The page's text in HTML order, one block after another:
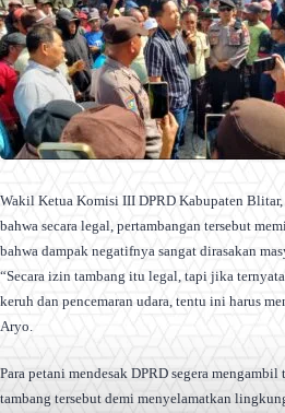
Wakil Ketua Komisi III DPRD Kabupaten
bahwa secara legal, pertambangan tersebut
bahwa dampak negatifnya sangat dirasakan
“Secara izin tambang itu legal, tapi jika
keruh dan pencemaran udara, tentu ini harus
Aryo.
Para petani mendesak DPRD segera
tambang tersebut demi menyelamatkan